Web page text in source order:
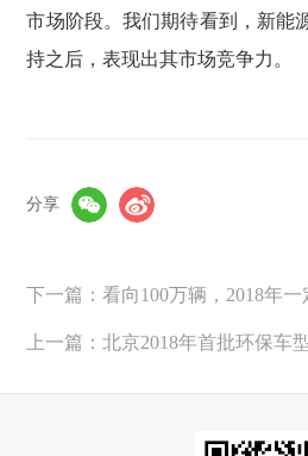
市场阶段。我们期待看到，新能
持之后，表现出其市场竞争力。
分享